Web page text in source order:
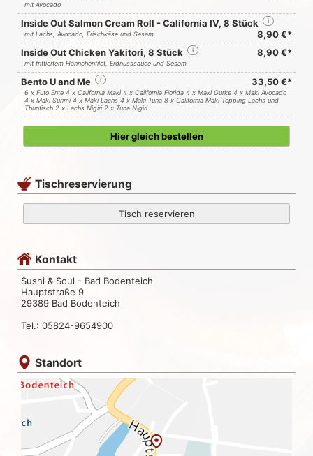
mit Avocado
Inside Out Salmon Cream Roll - California IV, 8 Stück i
8,90 €*
mit Lachs, Avocado, Frischkäse und Sesam
Inside Out Chicken Yakitori, 8 Stück i 8,90 €*
mit frittiertem Hähnchenfilet, Erdnusssauce und Sesam
Bento U and Me i 33,50 €*
6 x Futo Ente 4 x California Maki 4 x California Florida 4 x Maki Gurke 4 x Maki Avocado
4 x Maki Surimi 4 x Maki Lachs 4 x Maki Tuna 8 x California Maki Topping Lachs und
Thunfisch 2 x Lachs Nigiri 2 x Tuna Nigiri
Hier gleich bestellen
Tischreservierung
Tisch reservieren
Kontakt
Sushi & Soul - Bad Bodenteich
Hauptstraße 9
29389 Bad Bodenteich
Tel.: 05824-9654900
Standort